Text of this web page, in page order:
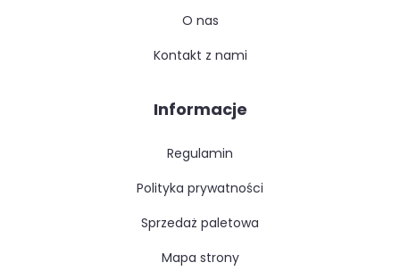
o nas
kontakt z nami
Informacje
regulamin
polityka prywatności
sprzedaż paletowa
mapa strony